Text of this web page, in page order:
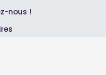
nous !